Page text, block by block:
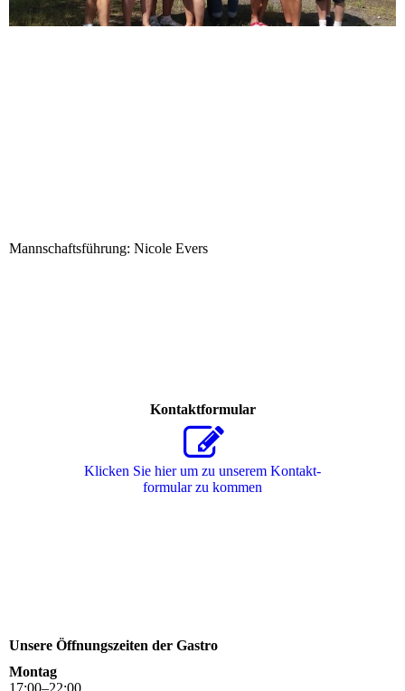
Mannschaftsführung: Nicole Evers
Kontaktformular
Klicken Sie hier um zu unserem Kon­takt­
for­mu­lar zu kommen
Unsere Öffnungszeiten der Gastro
Montag